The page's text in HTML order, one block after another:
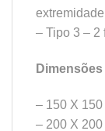
extremidade
– Tipo 3 – 2
Dimensões
– 150 X 150
– 200 X 200